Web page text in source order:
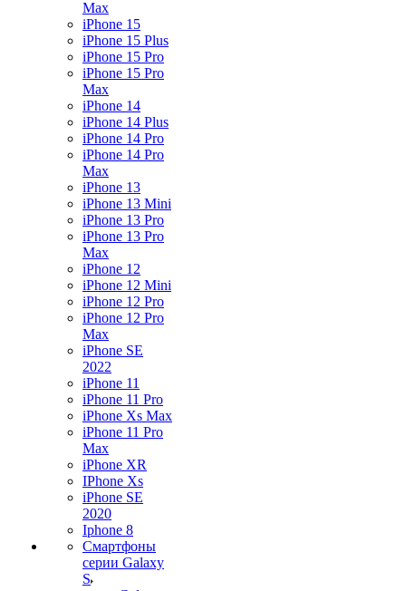
Max
iPhone 15
iPhone 15 Plus
iPhone 15 Pro
iPhone 15 Pro
Max
iPhone 14
iPhone 14 Plus
iPhone 14 Pro
iPhone 14 Pro
Max
iPhone 13
iPhone 13 Mini
iPhone 13 Pro
iPhone 13 Pro
Max
iPhone 12
iPhone 12 Mini
iPhone 12 Pro
iPhone 12 Pro
Max
iPhone SE
2022
iPhone 11
iPhone 11 Pro
iPhone Xs Max
iPhone 11 Pro
Max
iPhone XR
IPhone Xs
iPhone SE
2020
Iphone 8
Смартфоны
серии Galaxy
S